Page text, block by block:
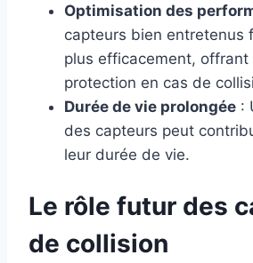
Optimisation des
capteurs bien entretenus
plus efficacement, offrant
protection en cas de
Durée de vie prolongée :
des capteurs peut
leur durée de vie.
Le rôle futur des
de collision